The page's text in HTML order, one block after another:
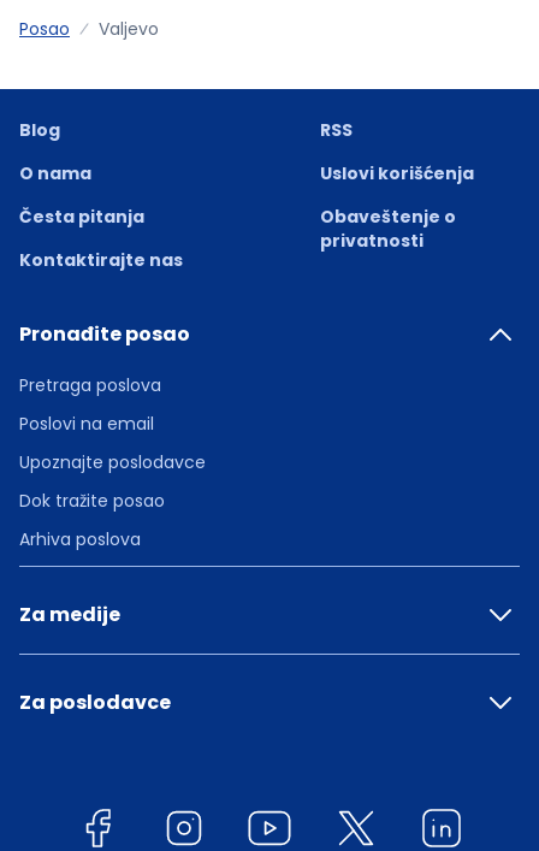
Posao Valjevo
Blog
O nama
Česta pitanja
Kontaktirajte nas
RSS
Uslovi korišćenja
Obaveštenje o
privatnosti
Pronađite posao
Pretraga poslova
Poslovi na email
Upoznajte poslodavce
Dok tražite posao
Arhiva poslova
Za medije
Za poslodavce